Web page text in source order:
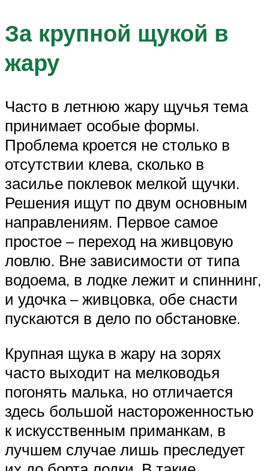
За крупной щукой в
жару
Часто в летнюю жару щучья тема
принимает особые формы.
Проблема кроется не столько в
отсутствии клева, сколько в
засилье поклевок мелкой щучки.
Решения ищут по двум основным
направлениям. Первое самое
простое – переход на живцовую
ловлю. Вне зависимости от типа
водоема, в лодке лежит и спиннинг,
и удочка – живцовка, обе снасти
пускаются в дело по обстановке.
Крупная щука в жару на зорях
часто выходит на мелководья
погонять малька, но отличается
здесь большой настороженностью
к искусственным приманкам, в
лучшем случае лишь преследует